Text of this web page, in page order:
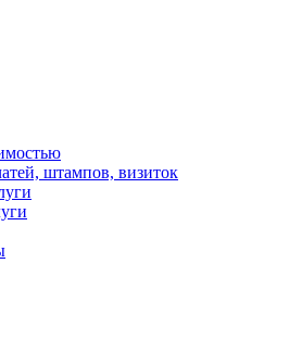
штампов, визиток